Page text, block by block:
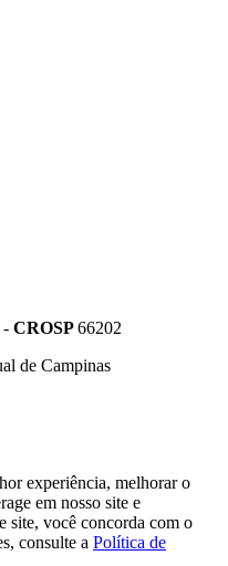
- CROSP66202
de Campinas
experiência, melhorar o
em nosso site e
site, você concorda com o
consulte a Política de